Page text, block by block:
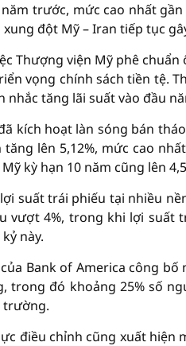
trước, mức cao nhất
đột Mỹ – Iran tiếp tục
Thượng viện Mỹ phê
vọng chính sách tiền tệ.
nhắc tăng lãi suất vào đầu
kích hoạt làn sóng bán
tăng lên 5,12%, mức cao
kỳ hạn 10 năm cũng lên
suất trái phiếu tại nhiều
vượt 4%, trong khi lợi suất
này.
Bank of America công
trong đó khoảng 25% số
trường.
điều chỉnh cũng xuất hiện